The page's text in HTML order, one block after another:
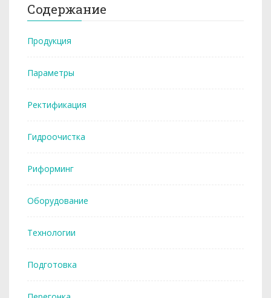
Содержание
Продукция
Параметры
Ректификация
Гидроочистка
Риформинг
Оборудование
Технологии
Подготовка